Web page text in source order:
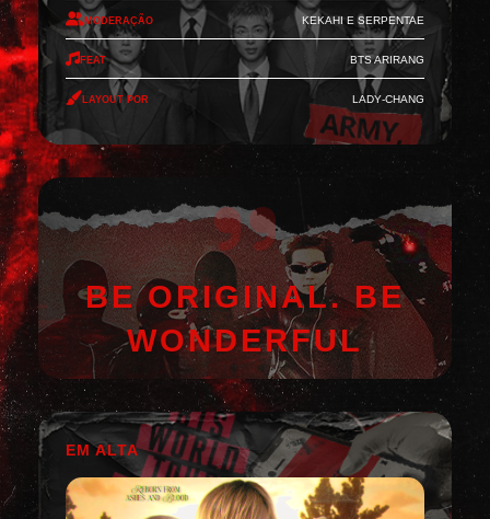
Moderação Kekahi e Serpentae
Feat BTS Arirang
Layout por Lady-Chang
BE ORIGINAL. BE
WONDERFUL
EM ALTA